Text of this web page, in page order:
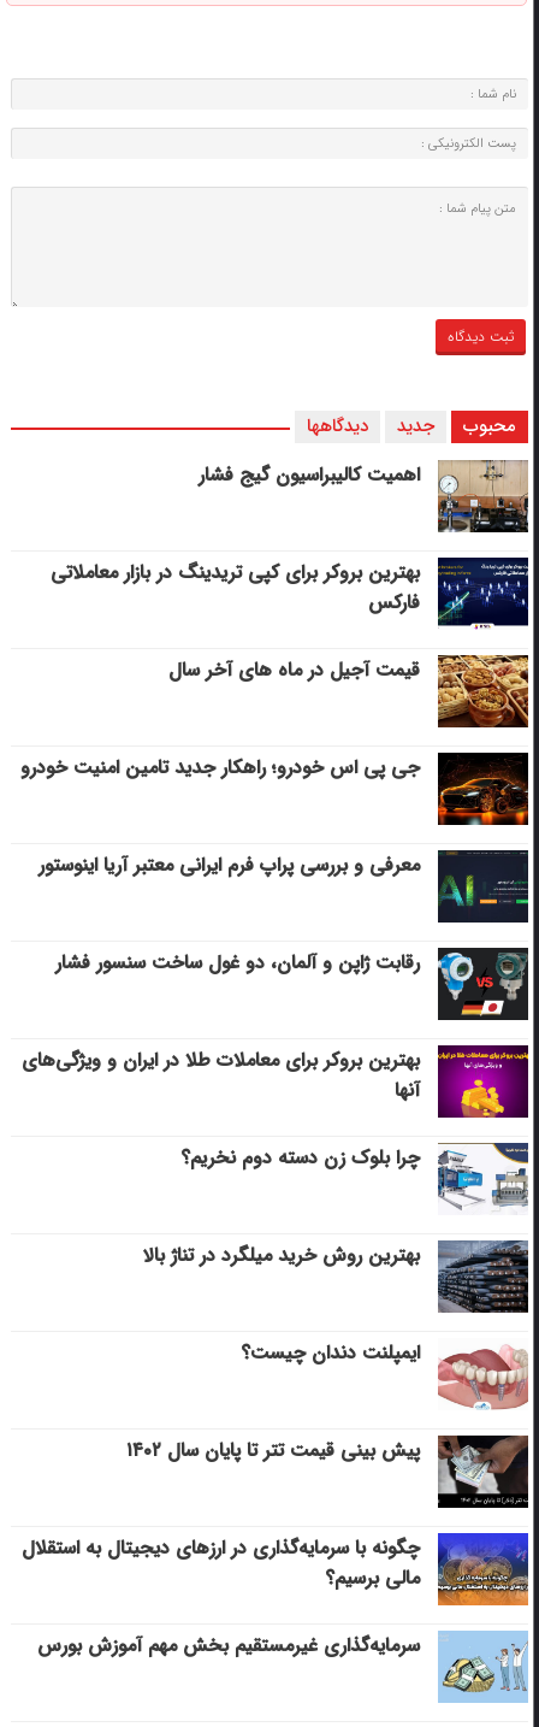
محبوب جدید دیدگاهها
اهمیت کالیبراسیون گیج فشار
بهترین بروکر برای کپی‌ تریدینگ در بازار معاملاتی
فارکس
قیمت آجیل در ماه های آخر سال
جی پی اس خودرو؛ راهکار جدید تامین امنیت خودرو
معرفی و بررسی پراپ فرم ایرانی معتبر آریا اینوستور
رقابت ژاپن و آلمان، دو غول ساخت سنسور فشار
بهترین بروکر برای معاملات طلا در ایران و ویژگی‌های
آنها
چرا بلوک زن دسته دوم نخریم؟
بهترین روش خرید میلگرد در تناژ بالا
ایمپلنت دندان چیست؟
پیش بینی قیمت تتر تا پایان سال ۱۴۰۲
چگونه با سرمایه‌گذاری در ارزهای دیجیتال به استقلال
مالی برسیم؟
سرمایه‌گذاری غیرمستقیم بخش مهم آموزش بورس